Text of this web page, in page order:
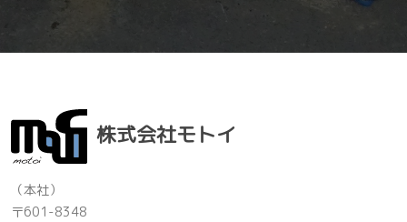
株式会社モトイ
（本社）
〒601-8348